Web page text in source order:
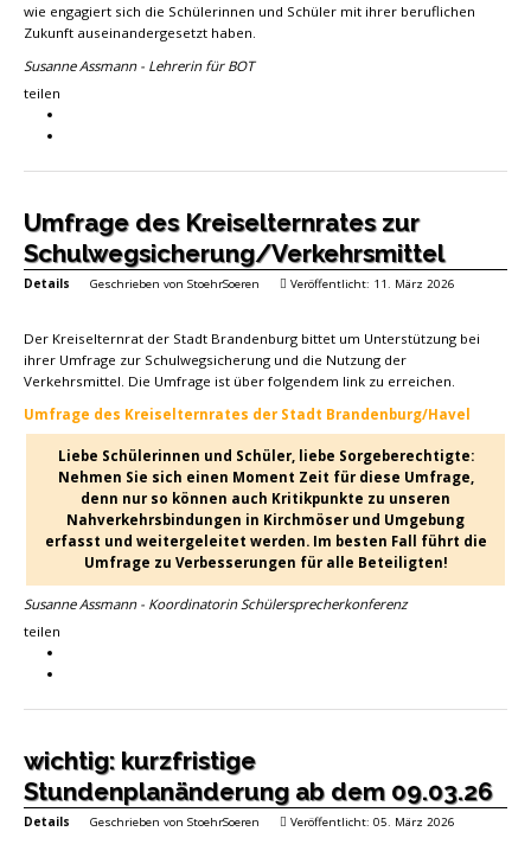
wie engagiert sich die Schülerinnen und Schüler mit ihrer beruflichen
Zukunft auseinandergesetzt haben.
Susanne Assmann - Lehrerin für BOT
teilen
Umfrage des Kreiselternrates zur
Schulwegsicherung/Verkehrsmittel
Details Geschrieben von StoehrSoeren Veröffentlicht: 11. März 2026
Der Kreiselternrat der Stadt Brandenburg bittet um Unterstützung bei
ihrer Umfrage zur Schulwegsicherung und die Nutzung der
Verkehrsmittel. Die Umfrage ist über folgendem link zu erreichen.
Umfrage des Kreiselternrates der Stadt Brandenburg/Havel
Liebe Schülerinnen und Schüler, liebe Sorgeberechtigte:
Nehmen Sie sich einen Moment Zeit für diese Umfrage,
denn nur so können auch Kritikpunkte zu unseren
Nahverkehrsbindungen in Kirchmöser und Umgebung
erfasst und weitergeleitet werden. Im besten Fall führt die
Umfrage zu Verbesserungen für alle Beteiligten!
Susanne Assmann - Koordinatorin Schülersprecherkonferenz
teilen
wichtig: kurzfristige
Stundenplanänderung ab dem 09.03.26
Details Geschrieben von StoehrSoeren Veröffentlicht: 05. März 2026